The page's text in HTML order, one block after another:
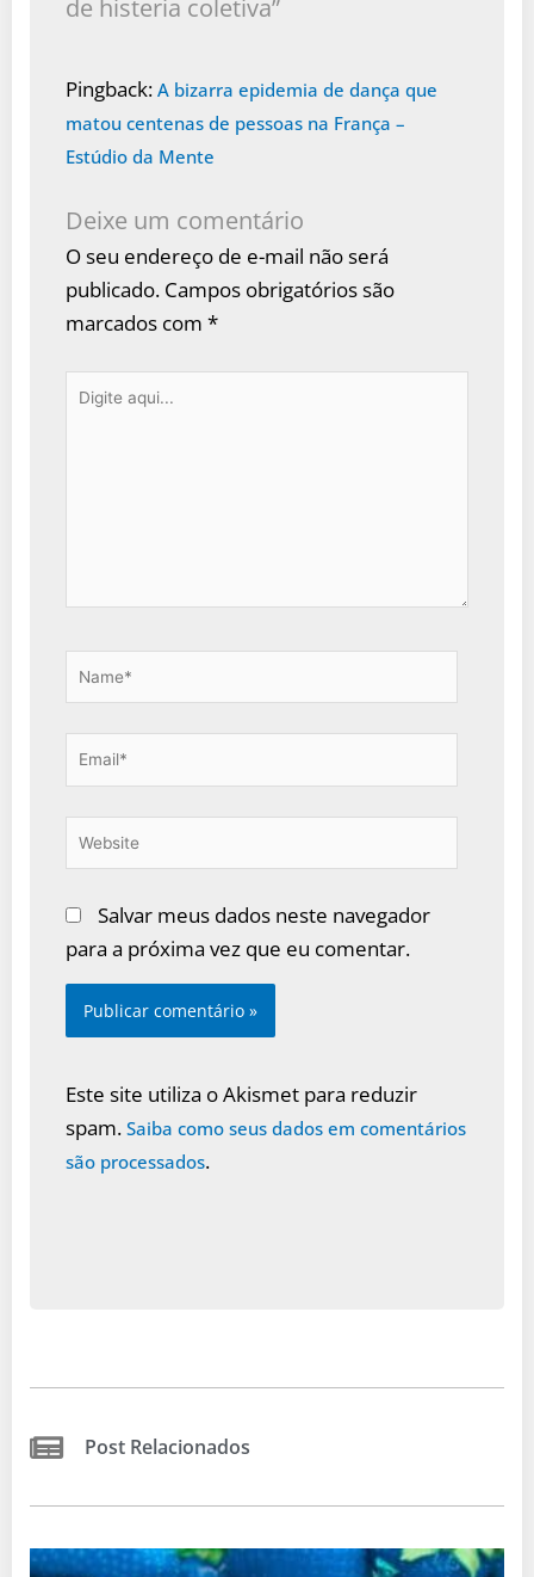
de histeria coletiva”
Pingback: A bizarra epidemia de dança que
matou centenas de pessoas na França –
Estúdio da Mente
Deixe um comentário
O seu endereço de e-mail não será
publicado. Campos obrigatórios são
marcados com *
Digite
Name*
Email*
Website
Salvar meus dados neste navegador
para a próxima vez que eu comentar.
Este site utiliza o Akismet para reduzir
spam. Saiba como seus dados em comentários
são processados.
Post Relacionados